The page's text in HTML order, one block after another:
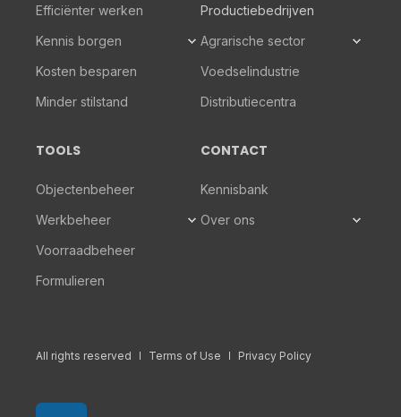
Efficiënter werken
Kennis borgen
Kosten besparen
Minder stilstand
Productiebedrijven
Agrarische sector
Voedselindustrie
Distributiecentra
TOOLS
Objectenbeheer
Werkbeheer
Voorraadbeheer
Formulieren
CONTACT
Kennisbank
Over ons
All rights reserved Terms of Use Privacy Policy